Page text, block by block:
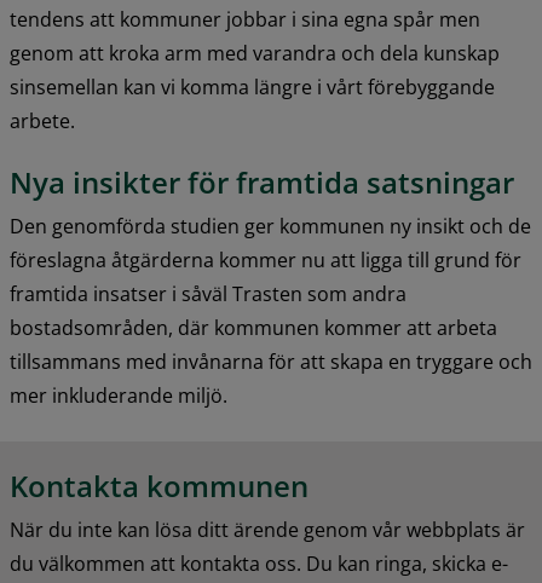
tendens att kommuner jobbar i sina egna spår men
genom att kroka arm med varandra och dela kunskap
sinsemellan kan vi komma längre i vårt förebyggande
arbete.
Nya insikter för framtida satsningar
Den genomförda studien ger kommunen ny insikt och de
föreslagna åtgärderna kommer nu att ligga till grund för
framtida insatser i såväl Trasten som andra
bostadsområden, där kommunen kommer att arbeta
tillsammans med invånarna för att skapa en tryggare och
mer inkluderande miljö.
Kontakta kommunen
När du inte kan lösa ditt ärende genom vår webbplats är
du välkommen att kontakta oss. Du kan ringa, skicka e-